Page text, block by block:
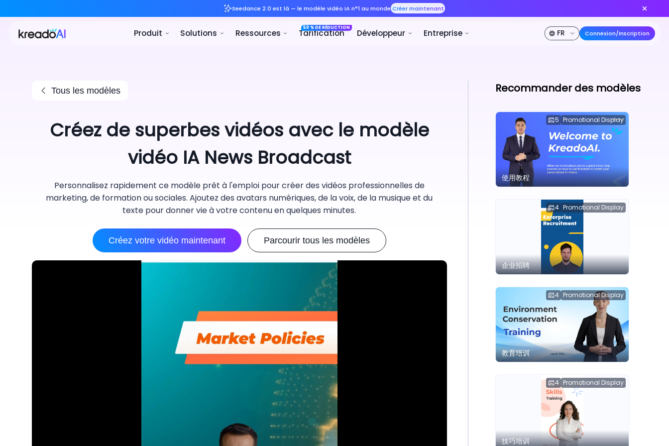
Seedance 2.0 est là — le modèle vidéo IA n°1 au monde
50 % DE RÉDUCTION
Tous les modèles
Créez de superbes vidéos avec le modèle
vidéo IA News Broadcast
Personnalisez rapidement ce modèle prêt à l'emploi pour créer des vidéos professionnelles de
marketing, de formation ou sociales. Ajoutez des avatars numériques, de la voix, de la musique et du
texte pour donner vie à votre contenu en quelques minutes.
Créez votre vidéo maintenant Parcourir tous les modèles
Recommander des modèles
5 Promotional Display
使用教程
4 Promotional Display
企业招聘
4 Promotional Display
教育培训
4 Promotional Display
技巧培训